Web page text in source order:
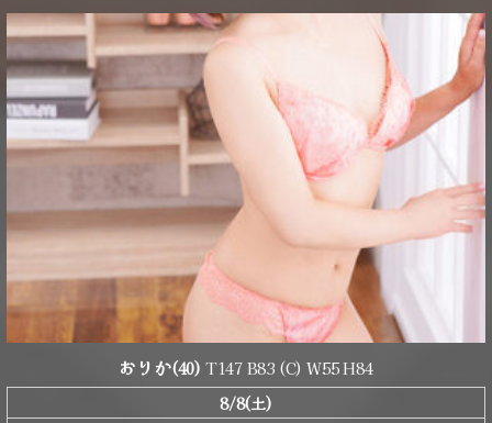
おりか(40) T147 B83 (C) W55 H84
8/8(土)